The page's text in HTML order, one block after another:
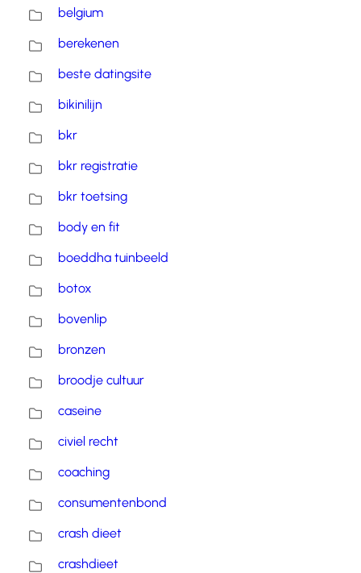
belgium
berekenen
beste datingsite
bikinilijn
bkr
bkr registratie
bkr toetsing
body en fit
boeddha tuinbeeld
botox
bovenlip
bronzen
broodje cultuur
caseine
civiel recht
coaching
consumentenbond
crash dieet
crashdieet